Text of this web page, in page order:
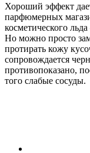
Хороший эффект
парфюмерных
косметического
Но можно просто
протирать кожу
сопровождается
противопоказано,
того слабые сосуды.